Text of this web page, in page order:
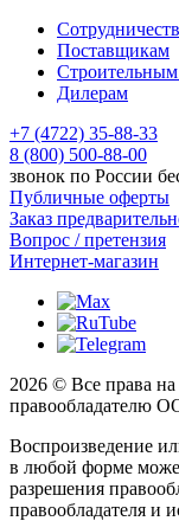
Поставщикам
Дилерам
+7 (4722) 35-88-33
8 (800) 500-88-00
звонок по России
Публичные оферты
Заказ
Вопрос / претензия
Интернет-магазин
2026 © Все права
правообладателю
Воспроизведение
в любой форме
разрешения
правообладателя и